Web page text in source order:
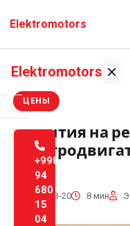
Elektromotors
Elektromotors ×
Услуги
+998
94
680
15
04
ЦЕНЫ
Гарантия на
2026
2026-03-20 8 мин